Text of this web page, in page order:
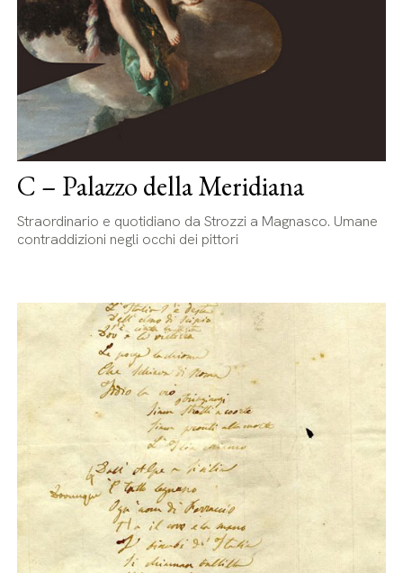
C – Palazzo della Meridiana
Straordinario e quotidiano da Strozzi a Magnasco. Umane
contraddizioni negli occhi dei pittori